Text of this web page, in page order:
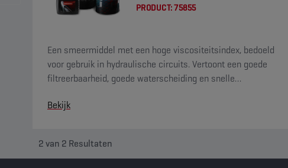
PRODUCT:75855
Een smeermiddel met een hoge viscositeitsindex, bedoeld
voor gebruik in hydraulische circuits. Vertoont een goede
filtreerbaarheid, goede waterscheiding en snelle
Bekijk
2van 2 Resultaten